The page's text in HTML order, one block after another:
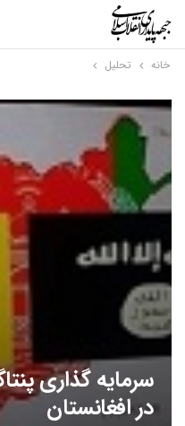
خانه تحلیل
سرمایه گذاری
در افغانستان